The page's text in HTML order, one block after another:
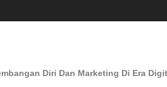
Diri Dan Marketing Di Era